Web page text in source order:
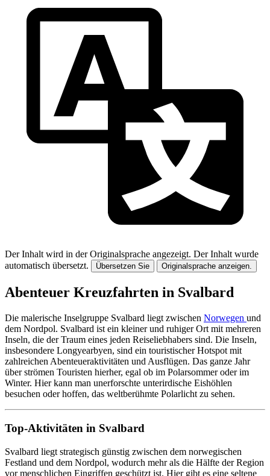
Der Inhalt wird in der Originalsprache angezeigt. Der Inhalt wurde
automatisch übersetzt.
Übersetzen Sie Originalsprache anzeigen.
Abenteuer Kreuzfahrten in Svalbard
Die malerische Inselgruppe Svalbard liegt zwischen Norwegen und
dem Nordpol. Svalbard ist ein kleiner und ruhiger Ort mit mehreren
Inseln, die der Traum eines jeden Reiseliebhabers sind. Die Inseln,
insbesondere Longyearbyen, sind ein touristischer Hotspot mit
zahlreichen Abenteueraktivitäten und Ausflügen. Das ganze Jahr
über strömen Touristen hierher, egal ob im Polarsommer oder im
Winter. Hier kann man unerforschte unterirdische Eishöhlen
besuchen oder hoffen, das weltberühmte Polarlicht zu sehen.
Top-Aktivitäten in Svalbard
Svalbard liegt strategisch günstig zwischen dem norwegischen
Festland und dem Nordpol, wodurch mehr als die Hälfte der Region
vor menschlichen Eingriffen geschützt ist. Hier gibt es eine seltene